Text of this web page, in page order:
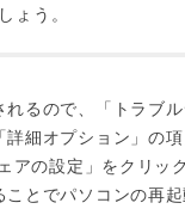
ょう。
るので、「トラブ
詳細オプション」の
アの設定」をクリッ
ことでパソコンの再